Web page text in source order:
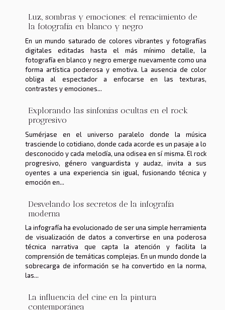
Luz, sombras y emociones: el renacimiento de
la fotografía en blanco y negro
En un mundo saturado de colores vibrantes y fotografías
digitales editadas hasta el más mínimo detalle, la
fotografía en blanco y negro emerge nuevamente como una
forma artística poderosa y emotiva. La ausencia de color
obliga al espectador a enfocarse en las texturas,
contrastes y emociones...
Explorando las sinfonías ocultas en el rock
progresivo
Sumérjase en el universo paralelo donde la música
trasciende lo cotidiano, donde cada acorde es un pasaje a lo
desconocido y cada melodía, una odisea en sí misma. El rock
progresivo, género vanguardista y audaz, invita a sus
oyentes a una experiencia sin igual, fusionando técnica y
emoción en...
Desvelando los secretos de la infografía
moderna
La infografía ha evolucionado de ser una simple herramienta
de visualización de datos a convertirse en una poderosa
técnica narrativa que capta la atención y facilita la
comprensión de temáticas complejas. En un mundo donde la
sobrecarga de información se ha convertido en la norma,
las...
La influencia del cine en la pintura
contemporánea